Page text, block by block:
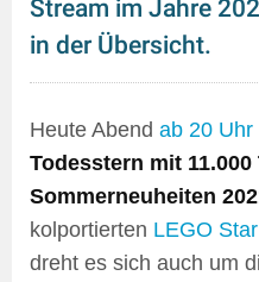
Stream im Jahre
in der Übersicht.
Heute Abend ab 20 Uhr
Todesstern mit
Sommerneuheiten
kolportierten LEGO
dreht es sich auch um